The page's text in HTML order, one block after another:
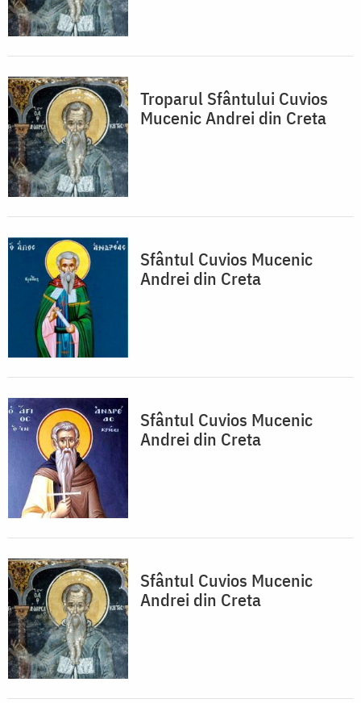
Troparul Sfântului Cuvios
Mucenic Andrei din Creta
Sfântul Cuvios Mucenic
Andrei din Creta
Sfântul Cuvios Mucenic
Andrei din Creta
Sfântul Cuvios Mucenic
Andrei din Creta